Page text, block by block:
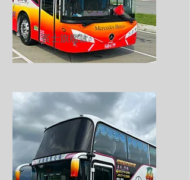
KAB-6199
賓士旗艦款